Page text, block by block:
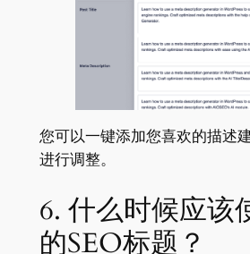
您可以一键添加您喜欢的描述
进行调整。
6. 什么时候应该
的SEO标题？